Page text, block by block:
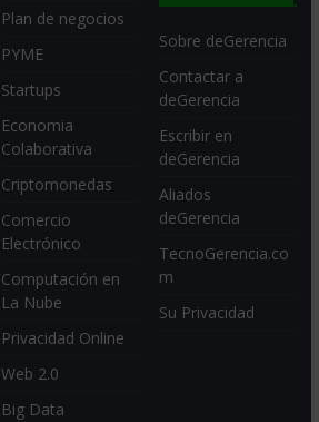
Plan de negocios
PYME
Startups
Economia
Colaborativa
Criptomonedas
Comercio
Electrónico
Computación en
La Nube
Privacidad Online
Web 2.0
Big Data
Sobre deGerencia
Contactar a
deGerencia
Escribir en
deGerencia
Aliados
deGerencia
TecnoGerencia.co
m
Su Privacidad